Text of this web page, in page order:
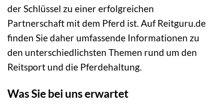
der Schlüssel zu einer erfolgreichen
Partnerschaft mit dem Pferd ist. Auf Reitguru.de
finden Sie daher umfassende Informationen zu
den unterschiedlichsten Themen rund um den
Reitsport und die Pferdehaltung.
Was Sie bei uns erwartet